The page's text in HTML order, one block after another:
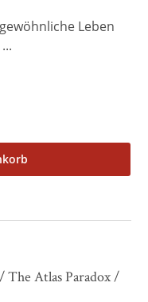
Leben
The Atlas Paradox /